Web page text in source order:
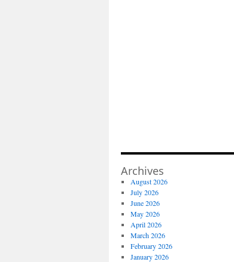
Archives
August 2026
July 2026
June 2026
May 2026
April 2026
March 2026
February 2026
January 2026